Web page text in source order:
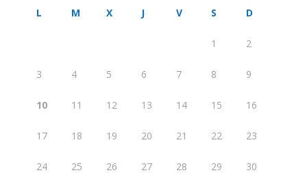
L M X J V S D
1 2
3 4 5 6 7 8 9
10 11 12 13 14 15 16
17 18 19 20 21 22 23
24 25 26 27 28 29 30